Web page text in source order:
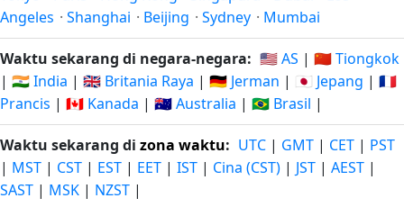
Angeles · Shanghai · Beijing · Sydney · Mumbai
Waktu sekarang di negara-negara: 🇺🇸 AS | 🇨🇳 Tiongkok
| 🇮🇳 India | 🇬🇧 Britania Raya | 🇩🇪 Jerman | 🇯🇵 Jepang | 🇫🇷
Prancis | 🇨🇦 Kanada | 🇦🇺 Australia | 🇧🇷 Brasil |
Waktu sekarang di zona waktu: UTC | GMT | CET | PST
| MST | CST | EST | EET | IST | Cina (CST) | JST | AEST |
SAST | MSK | NZST |